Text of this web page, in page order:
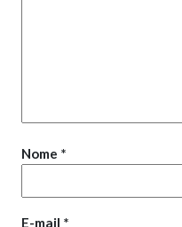
Nome *
E-mail *